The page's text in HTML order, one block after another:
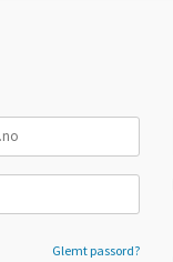
Glemt passord?